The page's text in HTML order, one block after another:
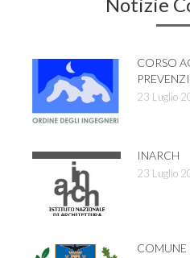
CORSO
23 Luglio
INARCH
23 Luglio
COMUNE